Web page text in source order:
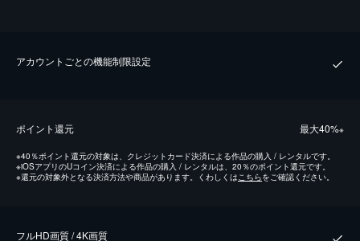
アカウントごとの機能制限設定
ポイント還元 最⼤40%※
※40％ポイント還元の対象は、クレジットカード決済による作品の購入 / レンタルです。
※iOSアプリのUコイン決済による作品の購入 / レンタルは、20％のポイント還元です。
※還元の対象外となる決済方法や商品があります。くわしくはこちらをご確認ください。
フルHD画質 / 4K画質